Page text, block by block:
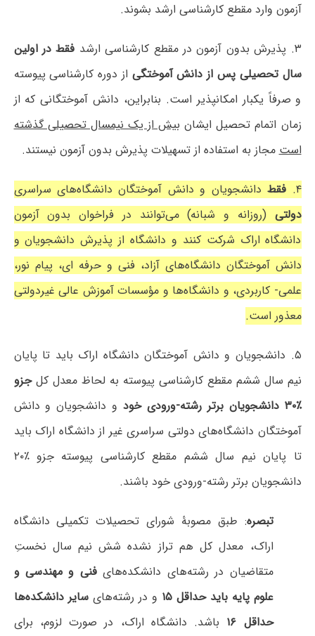
آزمون وارد مقطع کارشناسی ارشد بشوند.
۳. پذیرش بدون آزمون در مقطع کارشناسی ارشد
فقط در اولین
سال تحصیلی پس از دانش آموختگی از دوره کارشناسی پیوسته
و صرفاً یکبار امکانپذیر است. بنابراین، دانش آموختگانی که از
زمان اتمام تحصیل ایشان بیش از یک نیمسال تحصیلی گذشته
استمجاز به استفاده از تسهیلات پذیرش بدون آزمون نیستند.
۴. فقطدانشجویان و دانش آموختگان دانشگاه‌های سراسری
دولتی (روزانه و شبانه) می‌توانند در فراخوان بدون آزمون
دانشگاه اراک شرکت کنند و دانشگاه از پذیرش دانشجویان و
دانش آموختگان دانشگاه‌های آزاد، فنی و حرفه ای، پیام نور،
علمی- کاربردی، و دانشگاه‌ها و مؤسسات آموزش عالی غیردولتی
معذور است.
۵. دانشجویان و دانش آموختگان دانشگاه اراک باید تا پایان
نیم سال ششم مقطع کارشناسی پیوسته به لحاظ معدل کلجزو
٪۳۰ دانشجویان برتر رشته-ورودی خود
و دانشجویان و دانش
آموختگان دانشگاه‌های دولتی سراسری غیر از دانشگاه اراک باید
تا پایان نیم سال ششم مقطع کارشناسی پیوسته جزو ٪۲۰
دانشجویان برتر رشته-ورودی خود باشند.
تبصره: طبق مصوبۀ شورای تحصیلات تکمیلی دانشگاه
اراک، معدل کل هم تراز نشده شش نیم سال نخستِ
متقاضیان در رشته‌های دانشکده‌هایفنی و مهندسی و
علوم پایه باید حداقل ۱۵
و در رشته‌هایسایر دانشکده‌ها
حداقل ۱۶
باشد. دانشگاه اراک، در صورت لزوم، برای